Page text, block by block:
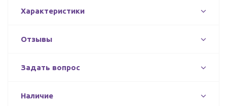
Характеристики
Отзывы
Задать вопрос
Наличие